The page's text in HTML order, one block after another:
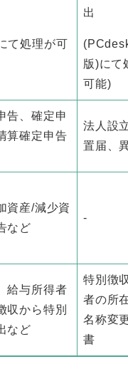
て処理が可
出
版)にて
可能)
告、確定申
算確定申告
法人設
置届、
資産/減少資
など
-
給与所得者
収から特別
など
特別徴
者の所
名称変
書